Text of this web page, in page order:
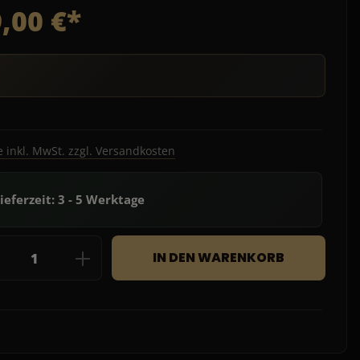
€*
inkl. MwSt. zzgl. Versandkosten
3 - 5 Werktage
Anzahl: Gib den gewünschten
IN DEN WARENKORB